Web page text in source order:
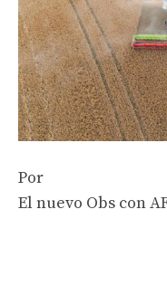
Por
El nuevo Obs con